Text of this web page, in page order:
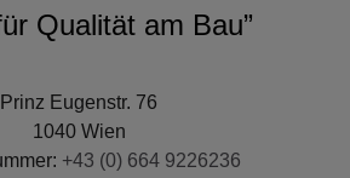
Qualität am Bau”
Prinz Eugenstr. 76
1040 Wien
+43 (0) 664 9226236